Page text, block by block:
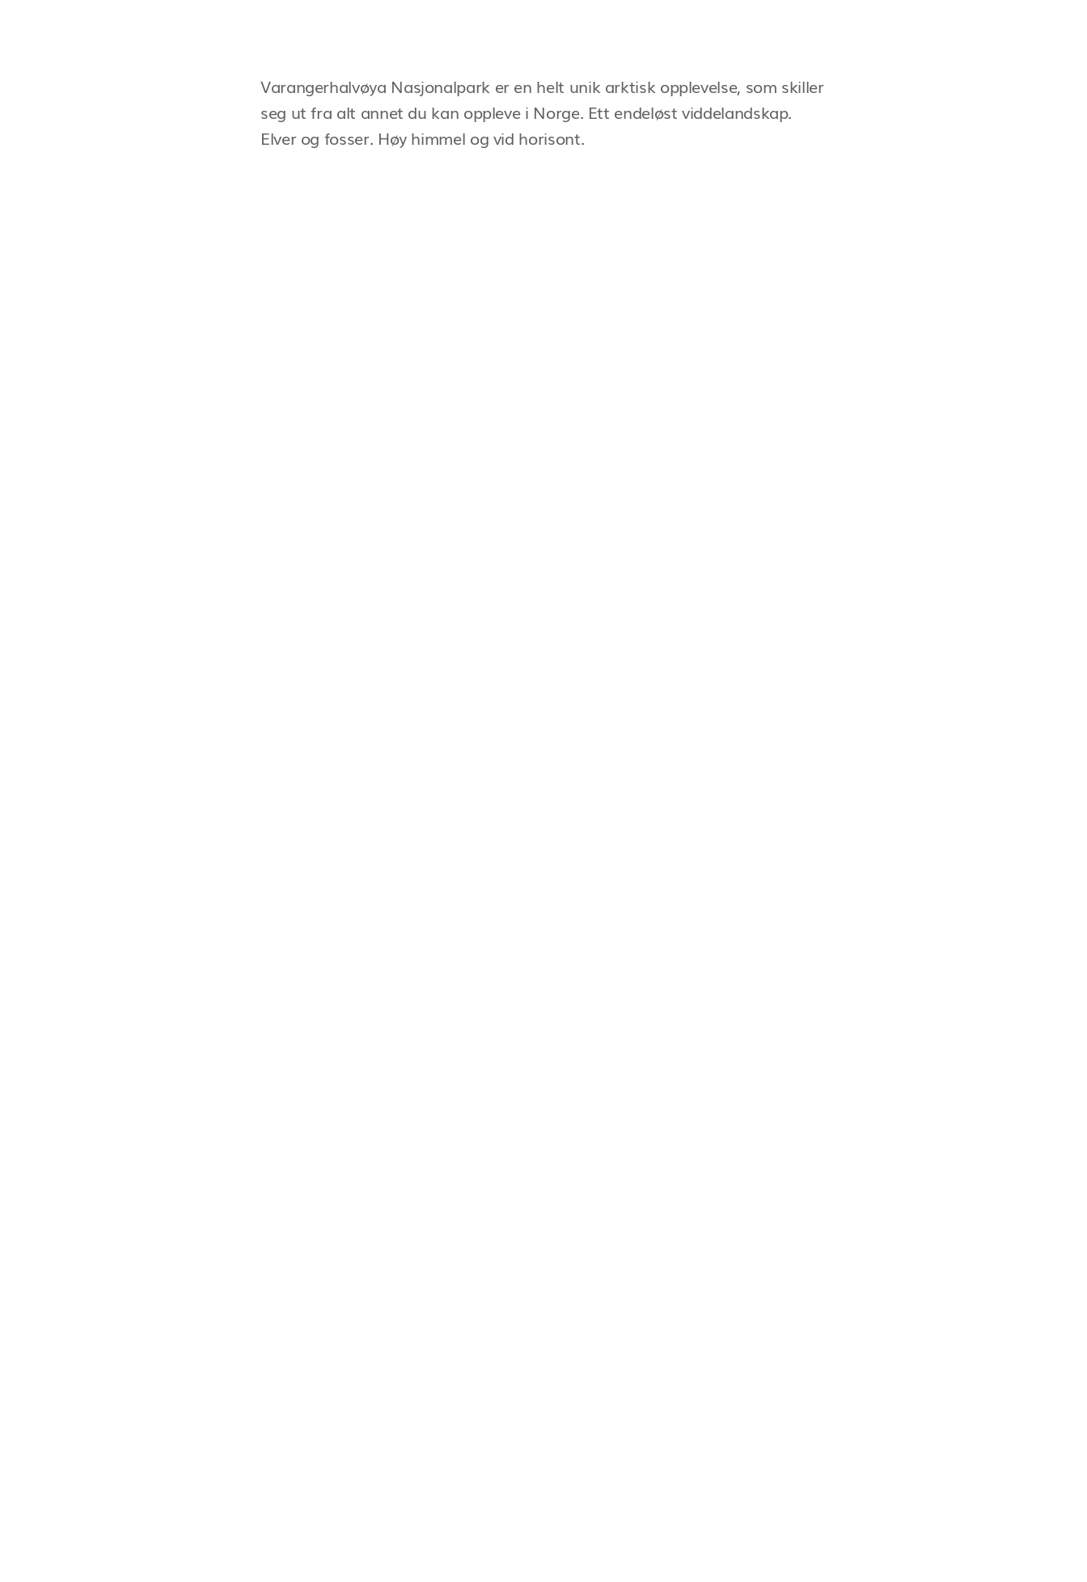
Varangerhalvøya Nasjonalpark er en helt unik arktisk opplevelse, som skiller
seg ut fra alt annet du kan oppleve i Norge. Ett endeløst viddelandskap.
Elver og fosser. Høy himmel og vid horisont.